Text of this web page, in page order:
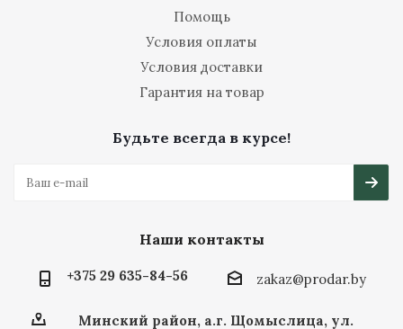
Помощь
Условия оплаты
Условия доставки
Гарантия на товар
Будьте всегда в курсе!
Наши контакты
+375 29 635-84-56 zakaz@prodar.by
Минский район, а.г. Щомыслица, ул.